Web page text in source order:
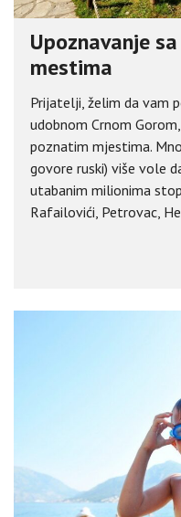
Upoznavanje
mestima
Prijatelji, želim da vam
udobnom Crnom
poznatim mjestima.
govore ruski) više vole
utabanim milionima
Rafailovići, Petrovac,